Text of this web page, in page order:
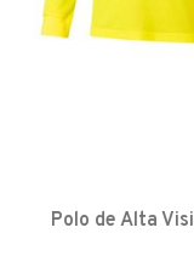
Polo de Alta